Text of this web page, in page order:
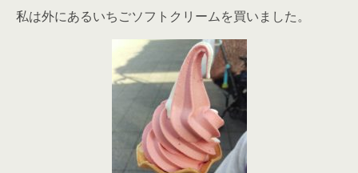
私は外にあるいちごソフトクリームを買いました。